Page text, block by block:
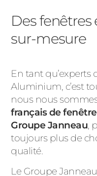
Des
sur-mesure
En tant qu’experts
Aluminium, c’est
nous nous
français de
Groupe Janneau,
toujours plus de
qualité.
Le Groupe